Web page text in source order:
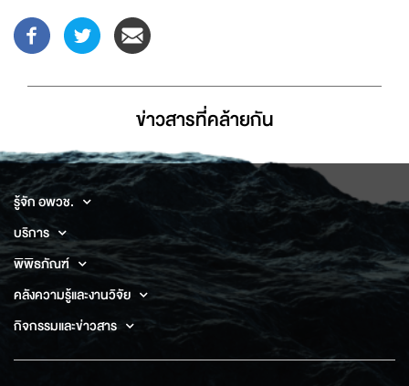
ข่าวสารที่่คล้ายกัน
รู้จัก อพวช.
บริการ
พิพิธภัณฑ์
คลังความรู้และงานวิจัย
กิจกรรมและข่าวสาร